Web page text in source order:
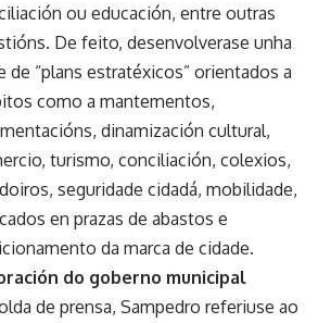
ou educación, entre outras
De feito, desenvolverase unha
de “plans estratéxicos” orientados a
como a mantementos,
dinamización cultural,
turismo, conciliación, colexios,
seguridade cidadá, mobilidade,
en prazas de abastos e
da marca de cidade.
do goberno municipal
de prensa, Sampedro referiuse ao